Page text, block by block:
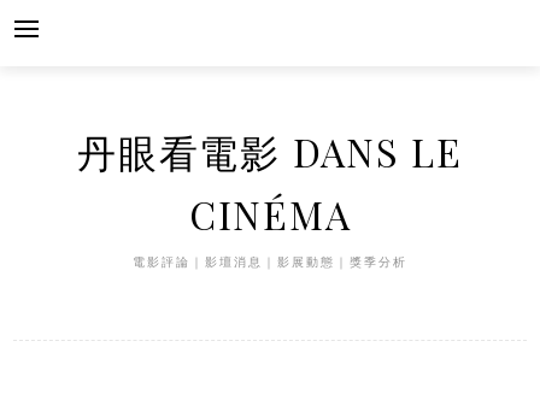
Skip
丹眼看電影 DANS LE
CINÉMA
電影評論｜影壇消息｜影展動態｜獎季分析